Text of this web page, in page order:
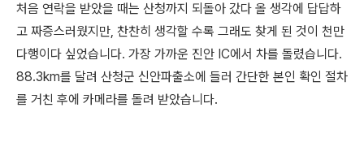
처음 연락을 받았을 때는 산청까지 되돌아 갔다 올 생각에 답답하
고 짜증스러웠지만, 찬찬히 생각할 수록 그래도 찾게 된 것이 천만
다행이다 싶었습니다. 가장 가까운 진안 IC에서 차를 돌렸습니다.
88.3km를 달려 산청군 신안파출소에 들러 간단한 본인 확인 절차
를 거친 후에 카메라를 돌려 받았습니다.